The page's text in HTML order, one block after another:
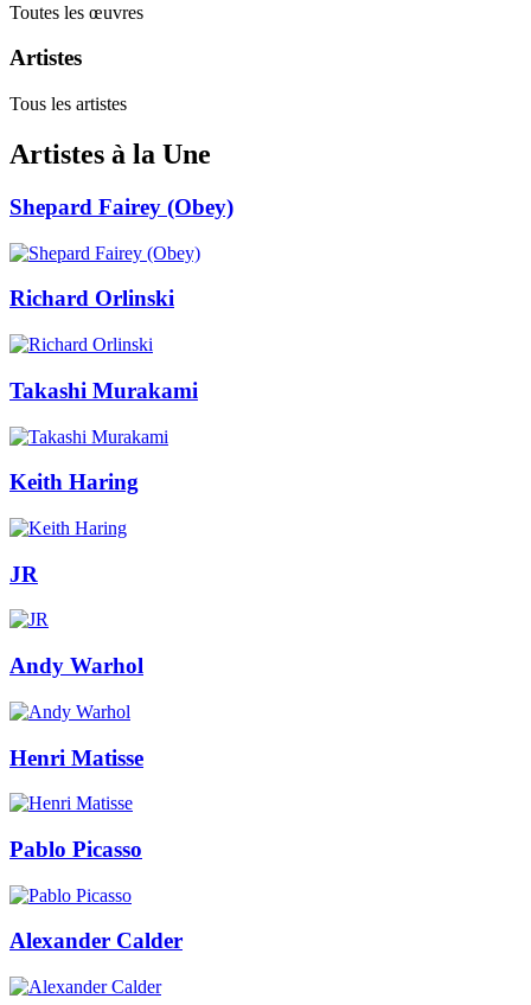
Toutes les œuvres
Artistes
Tous les artistes
Artistes à la Une
Shepard Fairey (Obey)
Richard Orlinski
Takashi Murakami
Keith Haring
JR
Andy Warhol
Henri Matisse
Pablo Picasso
Alexander Calder